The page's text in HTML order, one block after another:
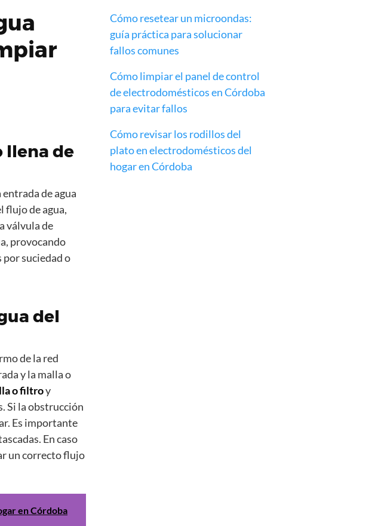
llena de
de agua
flujo de agua,
válvula de
provocando
suciedad o
del
de la red
y la malla o
o filtroy
Si la obstrucción
Es importante
En caso
un correcto flujo
en Córdoba
Cómo resetear un microondas:
guía práctica para solucionar
fallos comunes
Cómo limpiar el panel de control
de electrodomésticos en Córdoba
para evitar fallos
Cómo revisar los rodillos del
plato en electrodomésticos del
hogar en Córdoba